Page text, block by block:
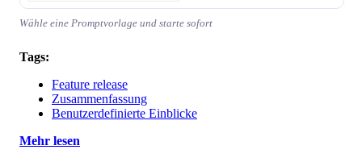
Wähle eine Promptvorlage und starte sofort
Tags:
Feature release
Zusammenfassung
Benutzerdefinierte Einblicke
Mehr lesen